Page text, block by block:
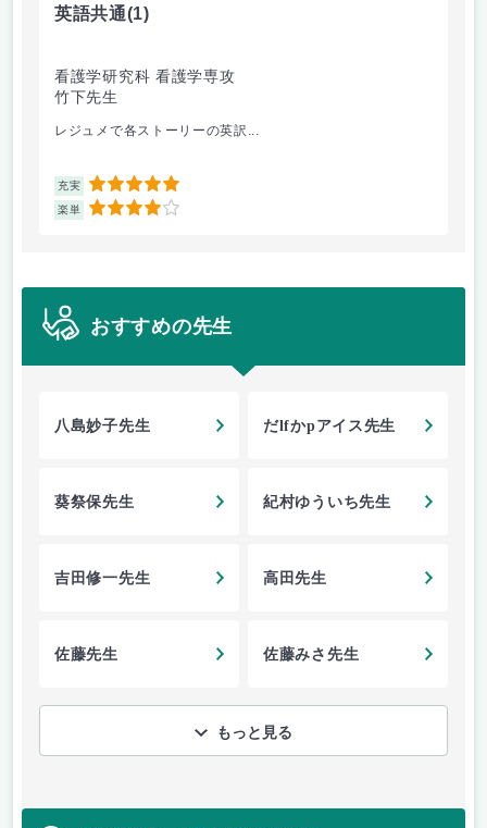
英語共通(1)
看護学研究科 看護学専攻
竹下先生
レジュメで各ストーリーの英訳...
充実 5
楽単 4
おすすめの先生
八島妙子先生 だlfかpアイス先生
葵祭保先生 紀村ゆういち先生
吉田修一先生 高田先生
佐藤先生 佐藤みさ先生
もっと見る